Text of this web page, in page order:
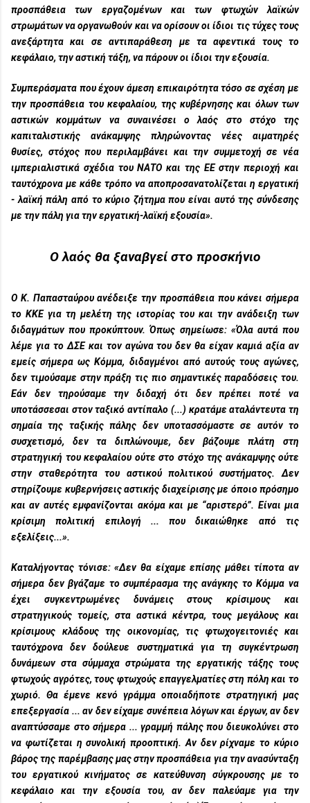
προσπάθεια των εργαζομένων και των φτωχών λαϊκών
στρωμάτων να οργανωθούν και να ορίσουν οι ίδιοι τις τύχες τους
ανεξάρτητα και σε αντιπαράθεση με τα αφεντικά τους το
κεφάλαιο, την αστική τάξη, να πάρουν οι ίδιοι την εξουσία.
Συμπεράσματα που έχουν άμεση επικαιρότητα τόσο σε σχέση με
την προσπάθεια του κεφαλαίου, της κυβέρνησης και όλων των
αστικών κομμάτων να συναινέσει ο λαός στο στόχο της
καπιταλιστικής ανάκαμψης πληρώνοντας νέες αιματηρές
θυσίες, στόχος που περιλαμβάνει και την συμμετοχή σε νέα
ιμπεριαλιστικά σχέδια του ΝΑΤΟ και της ΕΕ στην περιοχή και
ταυτόχρονα με κάθε τρόπο να αποπροσανατολίζεται η εργατική
- λαϊκή πάλη από το κύριο ζήτημα που είναι αυτό της σύνδεσης
με την πάλη για την εργατική-λαϊκή εξουσία».
Ο λαός θα ξαναβγεί στο προσκήνιο
Ο Κ. Παπασταύρου ανέδειξε την προσπάθεια που κάνει σήμερα
το ΚΚΕ για τη μελέτη της ιστορίας του και την ανάδειξη των
διδαγμάτων που προκύπτουν. Όπως σημείωσε: «Όλα αυτά που
λέμε για το ΔΣΕ και τον αγώνα του δεν θα είχαν καμιά αξία αν
εμείς σήμερα ως Κόμμα, διδαγμένοι από αυτούς τους αγώνες,
δεν τιμούσαμε στην πράξη τις πιο σημαντικές παραδόσεις του.
Εάν δεν τηρούσαμε την διδαχή ότι δεν πρέπει ποτέ να
υποτάσσεσαι στον ταξικό αντίπαλο (...) κρατάμε αταλάντευτα τη
σημαία της ταξικής πάλης δεν υποτασσόμαστε σε αυτόν το
συσχετισμό, δεν τα διπλώνουμε, δεν βάζουμε πλάτη στη
στρατηγική του κεφαλαίου ούτε στο στόχο της ανάκαμψης ούτε
στην σταθερότητα του αστικού πολιτικού συστήματος. Δεν
στηρίζουμε κυβερνήσεις αστικής διαχείρισης με όποιο πρόσημο
και αν αυτές εμφανίζονται ακόμα και με “αριστερό”. Είναι μια
κρίσιμη πολιτική επιλογή ... που δικαιώθηκε από τις
εξελίξεις...».
Καταλήγοντας τόνισε: «Δεν θα είχαμε επίσης μάθει τίποτα αν
σήμερα δεν βγάζαμε το συμπέρασμα της ανάγκης το Κόμμα να
έχει συγκεντρωμένες δυνάμεις στους κρίσιμους και
στρατηγικούς τομείς, στα αστικά κέντρα, τους μεγάλους και
κρίσιμους κλάδους της οικονομίας, τις φτωχογειτονιές και
ταυτόχρονα δεν δούλευε συστηματικά για τη συγκέντρωση
δυνάμεων στα σύμμαχα στρώματα της εργατικής τάξης τους
φτωχούς αγρότες, τους φτωχούς επαγγελματίες στη πόλη και το
χωριό. Θα έμενε κενό γράμμα οποιαδήποτε στρατηγική μας
επεξεργασία ... αν δεν είχαμε συνέπεια λόγων και έργων, αν δεν
αναπτύσσαμε στο σήμερα ... γραμμή πάλης που διευκολύνει στο
να φωτίζεται η συνολική προοπτική. Αν δεν ρίχναμε το κύριο
βάρος της παρέμβασης μας στην προσπάθεια για την ανασύνταξη
του εργατικού κινήματος σε κατεύθυνση σύγκρουσης με το
κεφάλαιο και την εξουσία του, αν δεν παλεύαμε για την